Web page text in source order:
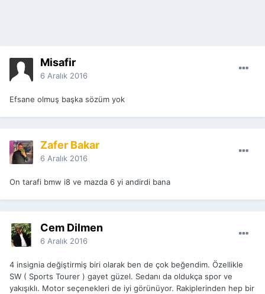
Misafir
6 Aralık 2016
Efsane olmuş başka sözüm yok
Zafer Bakar
6 Aralık 2016
On tarafi bmw i8 ve mazda 6 yi andirdi bana
Cem Dilmen
6 Aralık 2016
4 insignia değiştirmiş biri olarak ben de çok beğendim. Özellikle
SW ( Sports Tourer ) gayet güzel. Sedanı da oldukça spor ve
yakışıklı. Motor seçenekleri de iyi görünüyor. Rakiplerinden hep bir